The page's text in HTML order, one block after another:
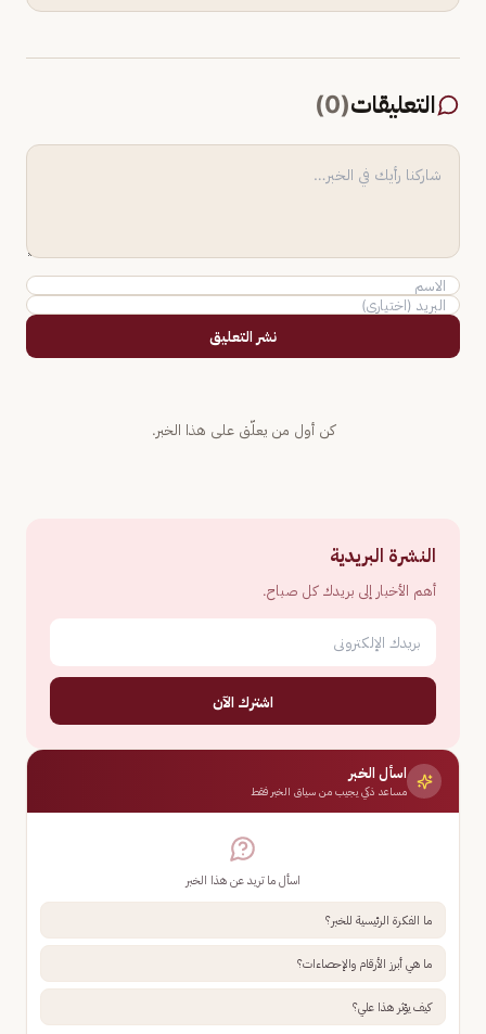
التعليقات(
0
)
نشر التعليق
كن أول من يعلّق على هذا الخبر.
النشرة البريدية
أهم الأخبار إلى بريدك كل صباح.
اشترك الآن
اسأل الخبر
مساعد ذكي يجيب من سياق الخبر فقط
اسأل ما تريد عن هذا الخبر
ما الفكرة الرئيسية للخبر؟
ما هي أبرز الأرقام والإحصاءات؟
كيف يؤثر هذا علي؟